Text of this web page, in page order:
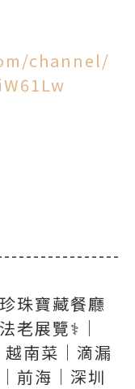
channel/
珠寶藏餐廳
老展覽⚕️｜
南菜｜滴漏
前海｜深圳